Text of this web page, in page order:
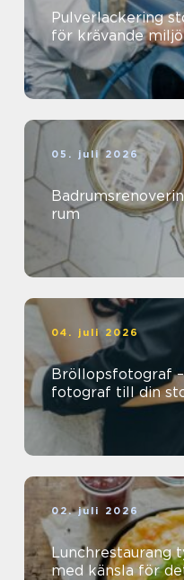
Pulverlackering
för krävande
05. juli 2026
Badrumsrenovering från idé till
rum
04. juli 2026
Bröllopsfotograf
fotograf till din
02. juli 2026
Lunchrestaurang tyresö
med känsla för